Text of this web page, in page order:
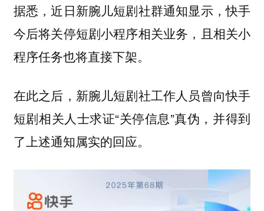
据悉，近日新腕儿短剧社群通知显示，快手
今后将关停短剧小程序相关业务，且相关小
程序任务也将直接下架。
在此之后，新腕儿短剧社工作人员曾向快手
短剧相关人士求证“关停信息”真伪，并得到
了上述通知属实的回应。